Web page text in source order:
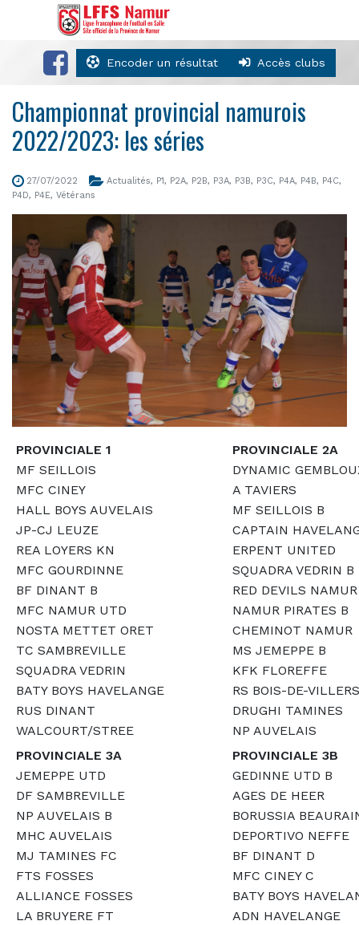
Encoder un résultat Accès clubs
Championnat provincial namurois
2022/2023: les séries
27/07/2022 Actualités, P1, P2A, P2B, P3A, P3B, P3C, P4A, P4B, P4C,
P4D, P4E, Vétérans
PROVINCIALE 1
PROVINCIALE 2A
MF SEILLOIS
DYNAMIC
MFC CINEY
A TAVIERS
HALL BOYS AUVELAIS
MF SEILLOIS B
JP-CJ LEUZE
CAPTAIN
REA LOYERS KN
ERPENT UNITED
MFC GOURDINNE
SQUADRA VEDRIN B
BF DINANT B
RED DEVILS
MFC NAMUR UTD
NAMUR PIRATES B
NOSTA METTET ORET
CHEMINOT NAMUR
TC SAMBREVILLE
MS JEMEPPE B
SQUADRA VEDRIN
KFK FLOREFFE
BATY BOYS HAVELANGE
RS BOIS-DE-VILLERS
RUS DINANT
DRUGHI TAMINES
WALCOURT/STREE
NP AUVELAIS
PROVINCIALE 3A
PROVINCIALE 3B
JEMEPPE UTD
GEDINNE UTD B
DF SAMBREVILLE
AGES DE HEER
NP AUVELAIS B
BORUSSIA
MHC AUVELAIS
DEPORTIVO NEFFE
MJ TAMINES FC
BF DINANT D
FTS FOSSES
MFC CINEY C
ALLIANCE FOSSES
BATY BOYS
LA BRUYERE FT
ADN HAVELANGE